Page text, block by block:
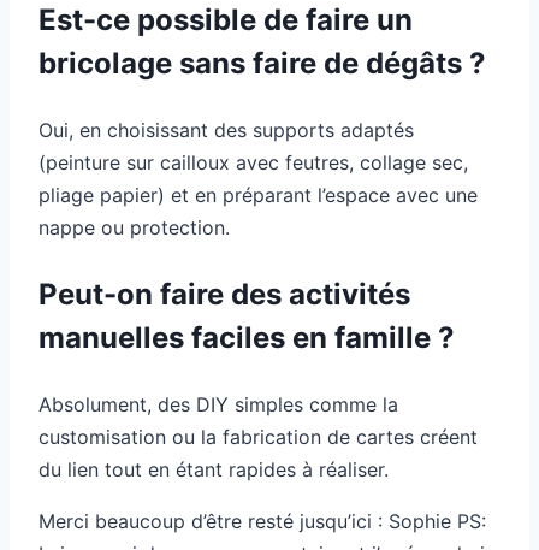
Est-ce possible de faire un
bricolage sans faire de dégâts ?
Oui, en choisissant des supports adaptés
(peinture sur cailloux avec feutres, collage sec,
pliage papier) et en préparant l’espace avec une
nappe ou protection.
Peut-on faire des activités
manuelles faciles en famille ?
Absolument, des DIY simples comme la
customisation ou la fabrication de cartes créent
du lien tout en étant rapides à réaliser.
Merci beaucoup d’être resté jusqu’ici : Sophie PS: